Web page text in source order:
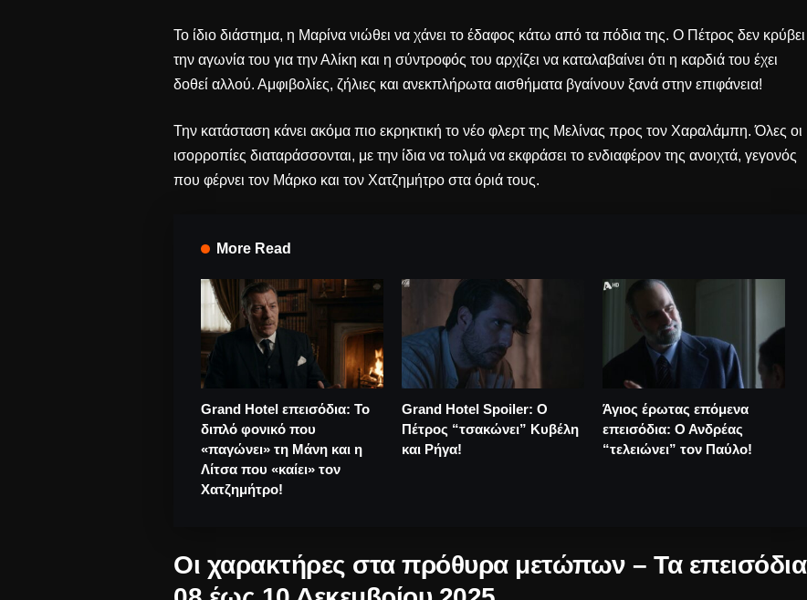
Το ίδιο διάστημα, η Μαρίνα νιώθει να χάνει το έδαφος κάτω από τα πόδια της. Ο Πέτρος δεν κρύβει
την αγωνία του για την Αλίκη και η σύντροφός του αρχίζει να καταλαβαίνει ότι η καρδιά του έχει
δοθεί αλλού. Αμφιβολίες, ζήλιες και ανεκπλήρωτα αισθήματα βγαίνουν ξανά στην επιφάνεια!
Την κατάσταση κάνει ακόμα πιο εκρηκτική το νέο φλερτ της Μελίνας προς τον Χαραλάμπη. Όλες οι
ισορροπίες διαταράσσονται, με την ίδια να τολμά να εκφράσει το ενδιαφέρον της ανοιχτά, γεγονός
που φέρνει τον Μάρκο και τον Χατζημήτρο στα όριά τους.
More Read
Grand Hotel επεισόδια: Το
διπλό φονικό που
«παγώνει» τη Μάνη και η
Λίτσα που «καίει» τον
Χατζημήτρο!
Grand Hotel Spoiler: Ο
Πέτρος “τσακώνει” Κυβέλη
και Ρήγα!
Άγιος έρωτας επόμενα
επεισόδια: Ο Ανδρέας
“τελειώνει” τον Παύλο!
Οι χαρακτήρες στα πρόθυρα μετώπων – Τα επεισόδια